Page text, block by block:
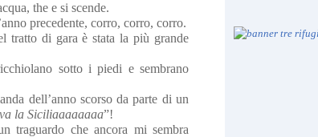
the e si scende.
precedente, corro, corro, corro.
tratto di gara è stata la più grande
sotto i piedi e sembrano
dell’anno scorso da parte di un
la Siciliaaaaaaaa”!
traguardo che ancora mi sembra